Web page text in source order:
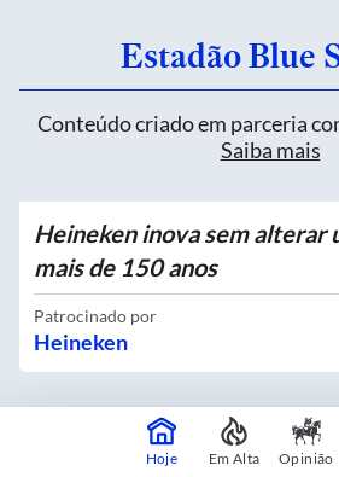
Estadão Blue
Conteúdo criado em parceria
Saiba mais
Heineken inova sem alterar
mais de 150 anos
Patrocinado por
Heineken
Quatro novos Bosques
Hoje Em Alta Opinião